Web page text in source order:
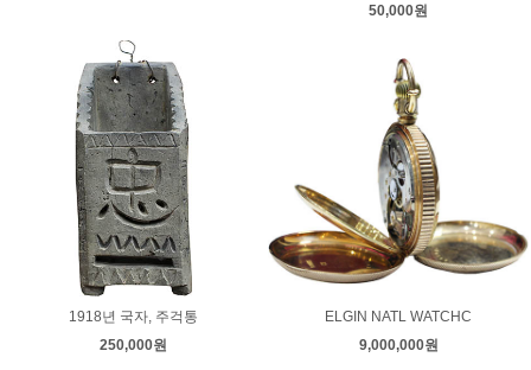
50,000원
1918년 국자, 주걱통
250,000원
ELGIN NATL WATCHC
9,000,000원